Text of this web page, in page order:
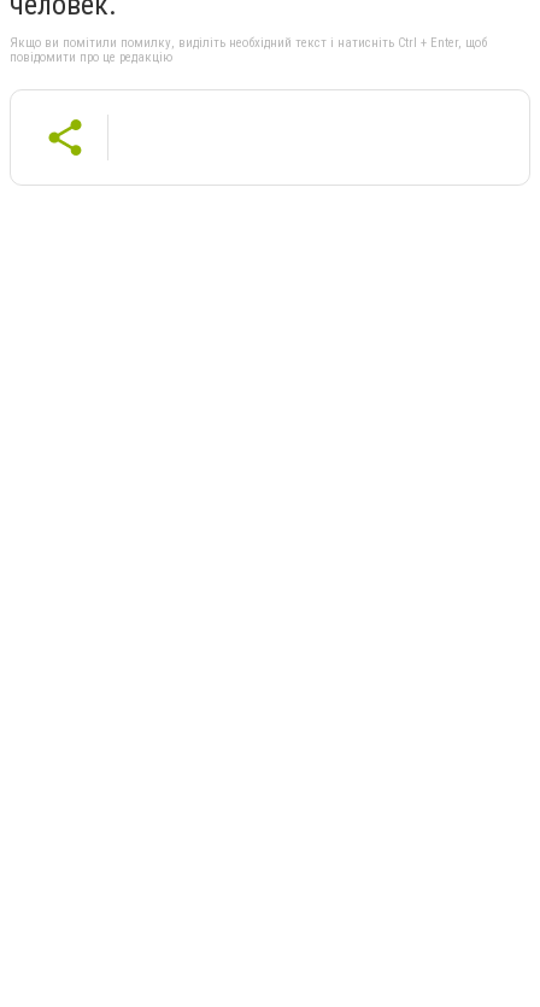
Якщо ви помітили помилку, виділіть необхідний текст і натисніть Ctrl + Enter, щоб
повідомити про це редакцію